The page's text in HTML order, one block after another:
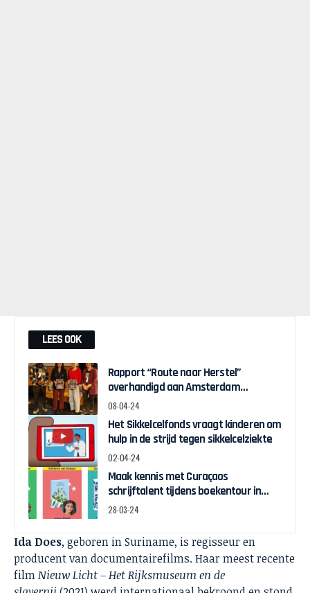
LEES OOK
Rapport “Route naar Herstel”
overhandigd aan Amsterdam
Wethouder Touria Meliani
08-04-24
Het Sikkelcelfonds vraagt kinderen om
hulp in de strijd tegen sikkelcelziekte
02-04-24
Maak kennis met Curaçaos
schrijftalent tijdens boekentour in
april
28-03-24
Ida Does, geboren in Suriname, is regisseur en
producent van documentairefilms. Haar meest recente
filmNieuw Licht – Het Rijksmuseum en de